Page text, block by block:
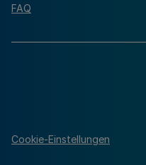
FAQ
Cookie-Einstellungen